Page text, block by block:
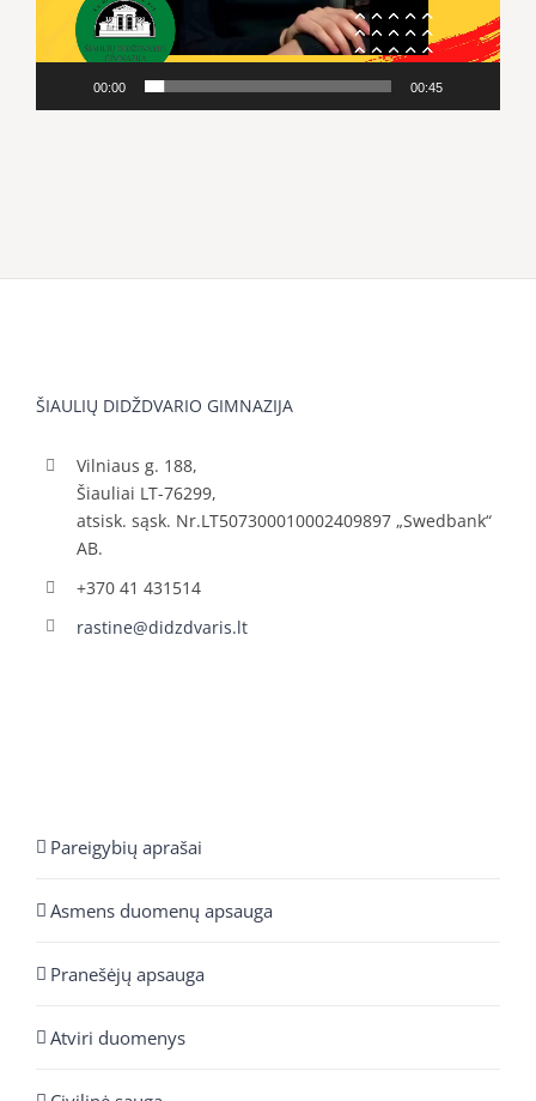
00:00 00:45
ŠIAULIŲ DIDŽDVARIO GIMNAZIJA
Vilniaus g. 188,
Šiauliai LT-76299,
atsisk. sąsk. Nr.LT507300010002409897 „Swedbank“
AB.
+370 41 431514
rastine@didzdvaris.lt
Pareigybių aprašai
Asmens duomenų apsauga
Pranešėjų apsauga
Atviri duomenys